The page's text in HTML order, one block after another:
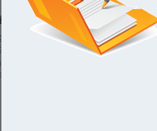
Гражданское и семейное
товара /
Министров Республики
собственности"